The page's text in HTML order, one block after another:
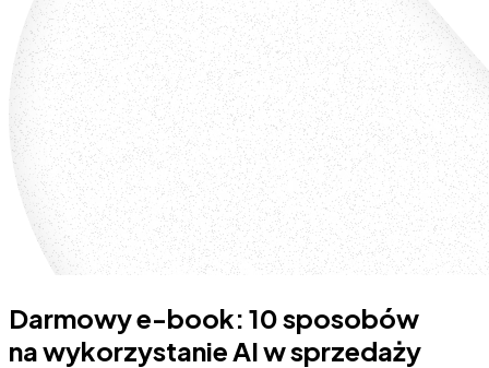
Darmowy e-book: 10 sposobów
na wykorzystanie AI w sprzedaży